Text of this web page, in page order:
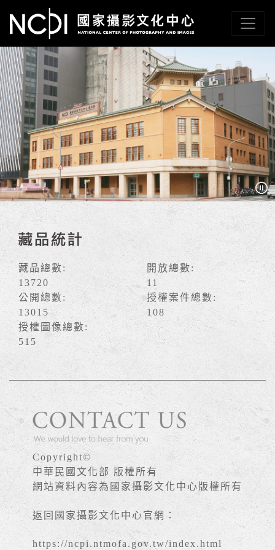
跳到主要內容
國家攝影文化中心
網頁導覽
:::
藏品統計
藏品總數:
13720
開放總數:
11
公開總數:
13015
授權案件總數:
108
授權圖像總數:
515
Copyright©
中華民國文化部 版權所有
網站資料內容為國家攝影文化中心版權所有
返回國家攝影文化中心官網：
https://ncpi.ntmofa.gov.tw/index.html